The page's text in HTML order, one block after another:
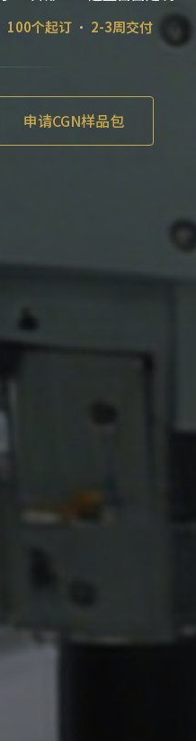
100个起订· 2-3周交付
申请CGN样品包